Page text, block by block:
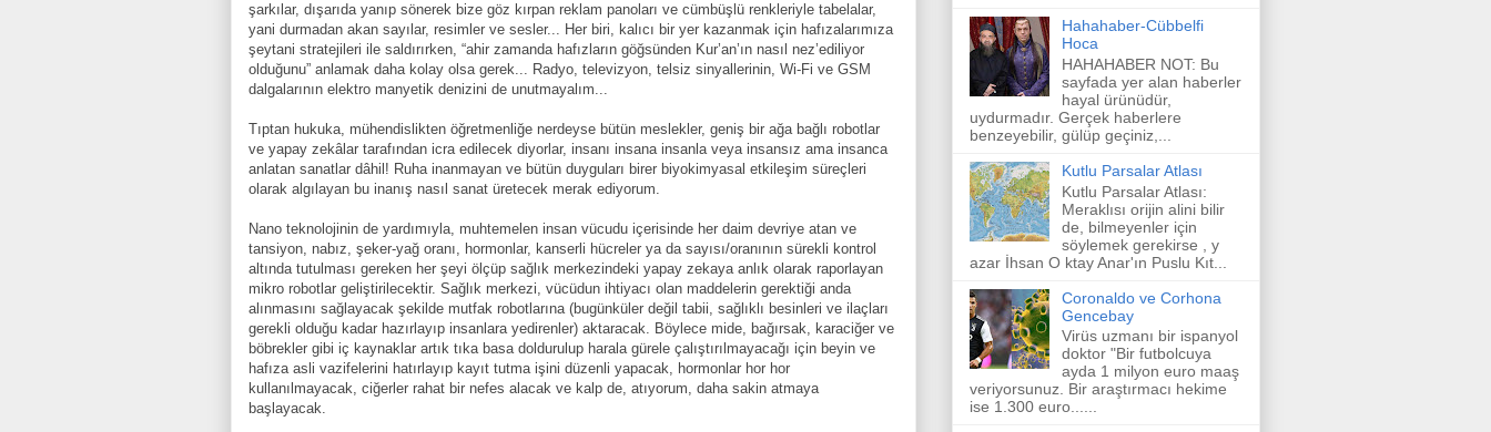
şarkılar, dışarıda yanıp sönerek bize göz kırpan reklam panoları ve cümbüşlü renkleriyle tabelalar,
yani durmadan akan sayılar, resimler ve sesler... Her biri, kalıcı bir yer kazanmak için hafızalarımıza
şeytani stratejileri ile saldırırken, “ahir zamanda hafızların göğsünden Kur’an’ın nasıl nez’ediliyor
olduğunu” anlamak daha kolay olsa gerek... Radyo, televizyon, telsiz sinyallerinin, Wi-Fi ve GSM
dalgalarının elektro manyetik denizini de unutmayalım...
Tıptan hukuka, mühendislikten öğretmenliğe nerdeyse bütün meslekler, geniş bir ağa bağlı robotlar
ve yapay zekâlar tarafından icra edilecek diyorlar, insanı insana insanla veya insansız ama insanca
anlatan sanatlar dâhil! Ruha inanmayan ve bütün duyguları birer biyokimyasal etkileşim süreçleri
olarak algılayan bu inanış nasıl sanat üretecek merak ediyorum.
Nano teknolojinin de yardımıyla, muhtemelen insan vücudu içerisinde her daim devriye atan ve
tansiyon, nabız, şeker-yağ oranı, hormonlar, kanserli hücreler ya da sayısı/oranının sürekli kontrol
altında tutulması gereken her şeyi ölçüp sağlık merkezindeki yapay zekaya anlık olarak raporlayan
mikro robotlar geliştirilecektir. Sağlık merkezi, vücüdun ihtiyacı olan maddelerin gerektiği anda
alınmasını sağlayacak şekilde mutfak robotlarına (bugünküler değil tabii, sağlıklı besinleri ve ilaçları
gerekli olduğu kadar hazırlayıp insanlara yedirenler) aktaracak. Böylece mide, bağırsak, karaciğer ve
böbrekler gibi iç kaynaklar artık tıka basa doldurulup harala gürele çalıştırılmayacağı için beyin ve
hafıza asli vazifelerini hatırlayıp kayıt tutma işini düzenli yapacak, hormonlar hor hor
kullanılmayacak, ciğerler rahat bir nefes alacak ve kalp de, atıyorum, daha sakin atmaya
başlayacak.
Hahahaber-Cübbelfi
Hoca
HAHAHABER NOT: Bu
sayfada yer alan haberler
hayal ürünüdür,
uydurmadır. Gerçek haberlere
benzeyebilir, gülüp geçiniz,...
Kutlu Parsalar Atlası
Kutlu Parsalar Atlası:
Meraklısı orijin alini bilir
de, bilmeyenler için
söylemek gerekirse , y
azar İhsan O ktay Anar'ın Puslu Kıt...
Coronaldo ve Corhona
Gencebay
Virüs uzmanı bir ispanyol
doktor "Bir futbolcuya
ayda 1 milyon euro maaş
veriyorsunuz. Bir araştırmacı hekime
ise 1.300 euro......